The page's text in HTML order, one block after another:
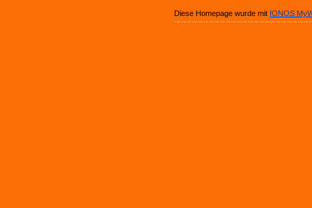
Diese Homepage wurde mit IONOS